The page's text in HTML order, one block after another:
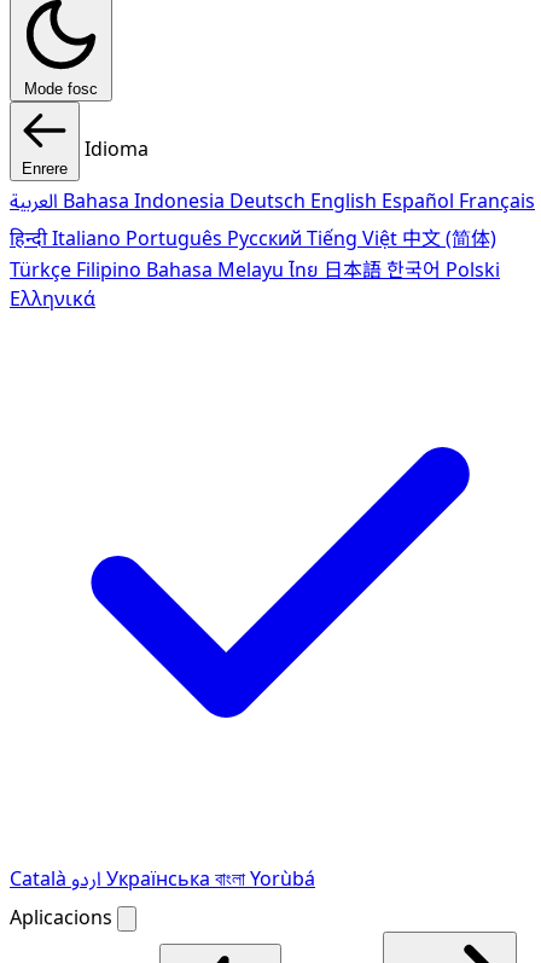
Mode fosc
Enrere
Idioma
Bahasa Indonesia Deutsch English Español Français
हिन्दीItaliano Português Pусский Tiếng Việt 中文 (简体)
Türkçe Filipino Bahasa Melayu ไทย 日本語한국어 Polski
Ελληνικά
Català Українська বাংলাYorùbá
Aplicacions